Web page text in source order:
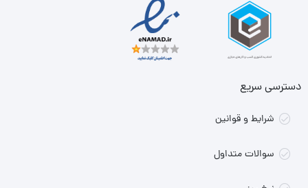
دسترسی سریع
شرایط و قوانین
سوالات متداول